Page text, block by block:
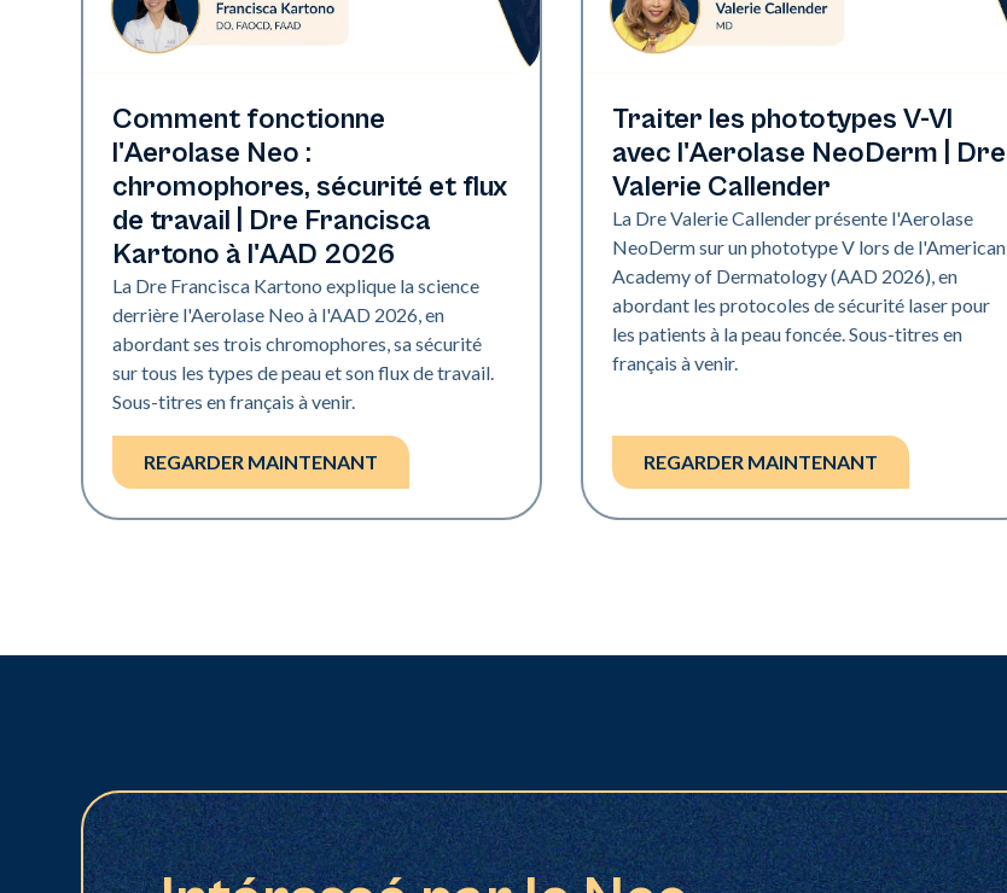
Neo Elite | Présentations
Comment fonctionne
l'Aerolase Neo :
chromophores, sécurité et flux
de travail | Dre Francisca
Kartono à l'AAD 2026
La Dre Francisca Kartono explique la science
derrière l'Aerolase Neo à l'AAD 2026, en
abordant ses trois chromophores, sa sécurité
sur tous les types de peau et son flux de travail.
Sous-titres en français à venir.
REGARDER MAINTENANT
Neo Elite | Présentations
Traiter les phototypes V-VI
avec l'Aerolase NeoDerm | Dre
Valerie Callender
La Dre Valerie Callender présente l'Aerolase
NeoDerm sur un phototype V lors de l'American
Academy of Dermatology (AAD 2026), en
abordant les protocoles de sécurité laser pour
les patients à la peau foncée. ‍Sous-titres en
français à venir.
REGARDER MAINTENANT